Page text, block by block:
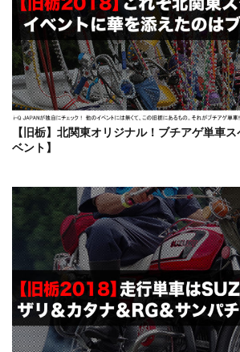
【旧栃】北関東オリジナル！ブチアゲ単車
ベント】